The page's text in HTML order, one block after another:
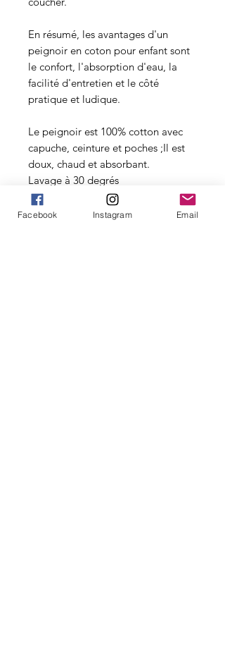
En résumé, les avantages d'un
peignoir en coton pour enfant sont
le confort, l'absorption d'eau, la
facilité d'entretien et le côté
pratique et ludique.
Le peignoir est 100% cotton avec
capuche, ceinture et poches ;Il est
doux, chaud et absorbant.
Lavage à 30 degrés
Ne pas utiliser d'eau de javel
Séchage en machine à température
Facebook Instagram Email